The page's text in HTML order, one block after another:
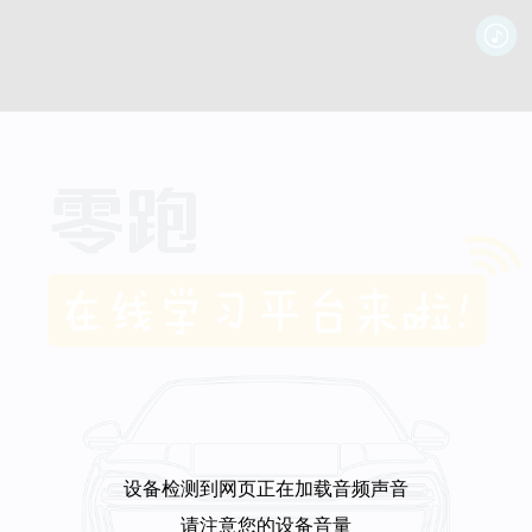
设备检测到网页正在加载音频声音
请注意您的设备音量